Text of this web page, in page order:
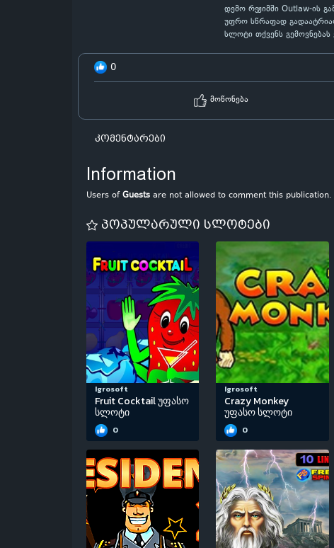
დემო რეჟიმში Outlaw-ის
უფრო სწრაფად
სლოტი თქვენს გემოვნებას
0
მოწონება
კომენტარები
Information
Users ofGuests are not allowed to comment this publication.
პოპულარული სლოტები
Igrosoft
Fruit Cocktail უფასო
სლოტი
0
Igrosoft
Crazy Monkey
უფასო სლოტი
0